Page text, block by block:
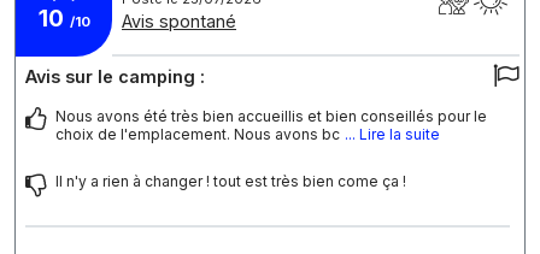
10 /10 Avis spontané
Avis sur le camping :
Nous avons été très bien accueillis et bien conseillés pour le
choix de l'emplacement. Nous avons bc ... Lire la suite
Il n'y a rien à changer ! tout est très bien come ça !